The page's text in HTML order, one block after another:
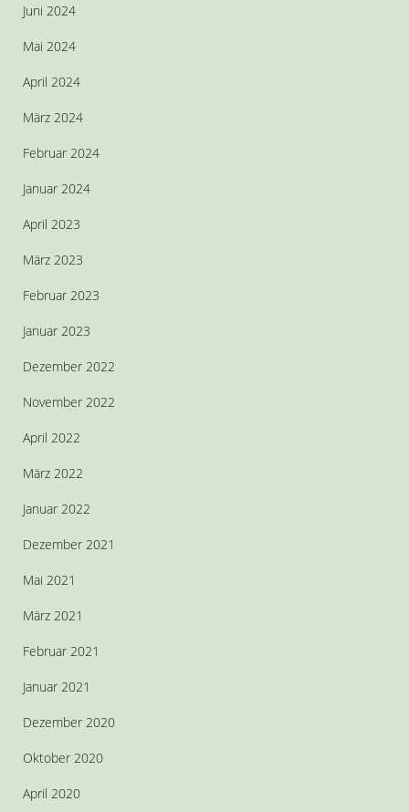
Juni 2024
Mai 2024
April 2024
März 2024
Februar 2024
Januar 2024
April 2023
März 2023
Februar 2023
Januar 2023
Dezember 2022
November 2022
April 2022
März 2022
Januar 2022
Dezember 2021
Mai 2021
März 2021
Februar 2021
Januar 2021
Dezember 2020
Oktober 2020
April 2020